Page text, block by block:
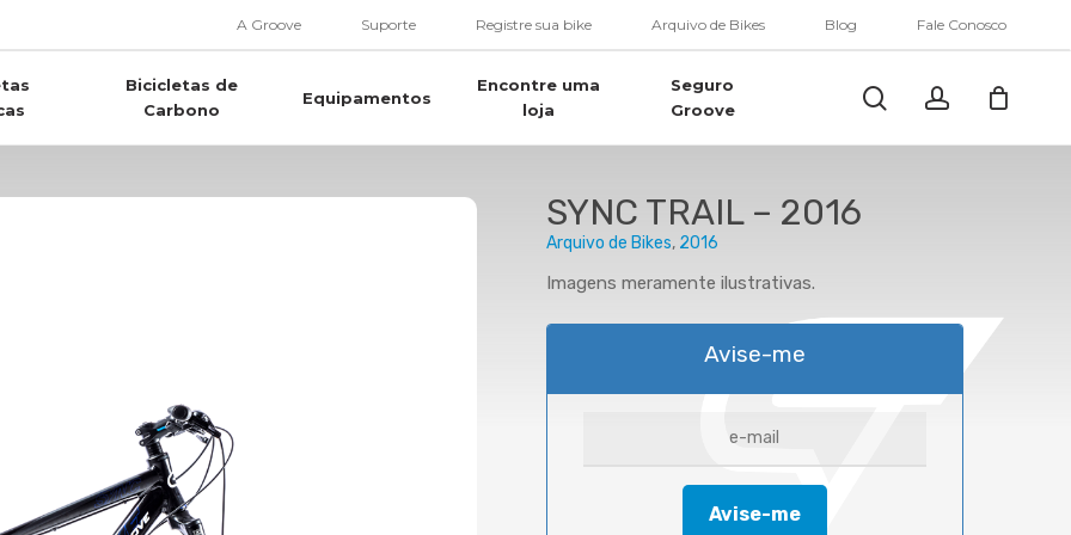
A Groove Suporte Registre sua bike Arquivo de Bikes Blog Fale Conosco
Bicicletas de
Carbono
Equipamentos
Encontre uma
loja
Seguro
Groove
Buscar..account
SYNC TRAIL – 2016
Imagens meramente ilustrativas.
Avise-me
Arquivo de Bikes 2016